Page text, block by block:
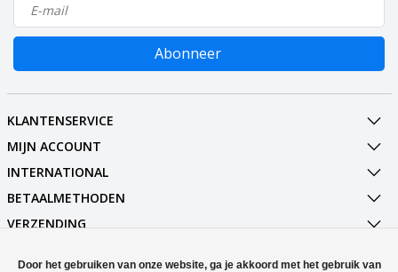
Abonneer
KLANTENSERVICE
MIJN ACCOUNT
INTERNATIONAL
BETAALMETHODEN
VERZENDING
Door het gebruiken van onze website, ga je akkoord met het gebruik van